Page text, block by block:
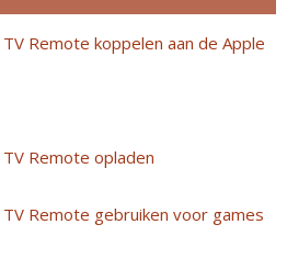
Remote koppelen aan de Apple
Remote opladen
TV Remote gebruiken voor games